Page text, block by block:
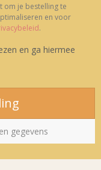
om je bestelling te
en voor
.
en ga hiermee
gegevens